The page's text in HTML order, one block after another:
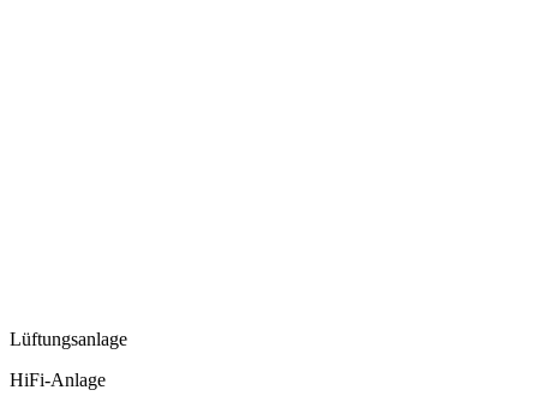
Lüftungsanlage
HiFi-Anlage